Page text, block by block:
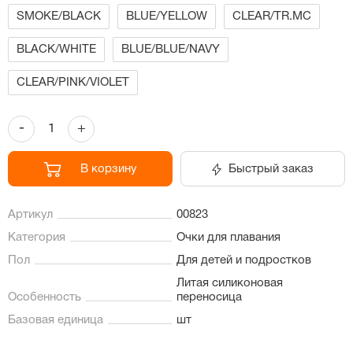
SMOKE/BLACK BLUE/YELLOW CLEAR/TR.MC
BLACK/WHITE BLUE/BLUE/NAVY
CLEAR/PINK/VIOLET
- +
В корзину Быстрый заказ
Артикул 00823
Категория Очки для плавания
Пол Для детей и подростков
Особенность
Литая силиконовая
переносица
Базовая единица шт